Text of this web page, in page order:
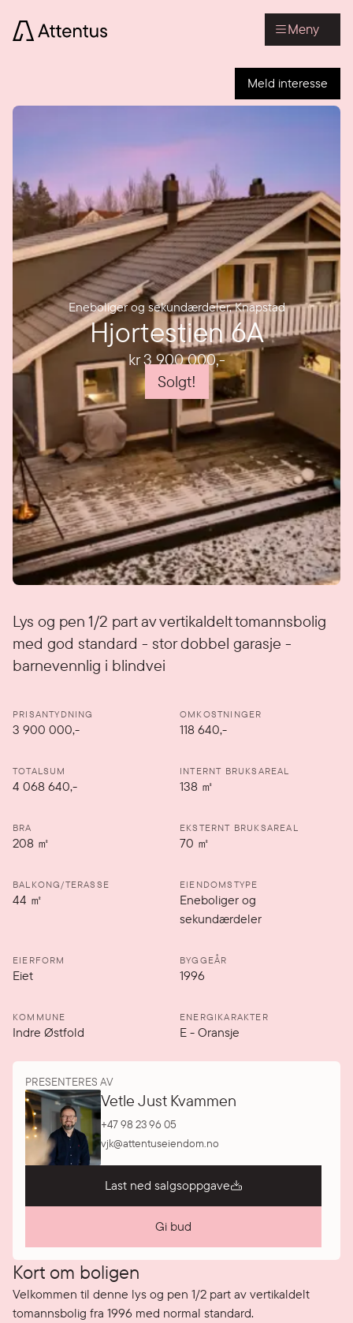
Meny
Meld interesse
Eneboliger og sekundærdeler,Knapstad
Hjortestien 6A
kr 3 900 000,-
Solgt!
Lys og pen 1/2 part av vertikaldelt tomannsbolig
med god standard - stor dobbel garasje -
barnevennlig i blindvei
Detaljer
PRISANTYDNING
3 900 000,-
OMKOSTNINGER
118 640,-
TOTALSUM
4 068 640,-
INTERNT BRUKSAREAL
138 ㎡
BRA
208 ㎡
EKSTERNT BRUKSAREAL
70 ㎡
BALKONG/TERASSE
44 ㎡
EIENDOMSTYPE
Eneboliger og
sekundærdeler
EIERFORM
Eiet
BYGGEÅR
1996
KOMMUNE
Indre Østfold
ENERGIKARAKTER
E-Oransje
PRESENTERES AV
Vetle Just Kvammen
+47 98 23 96 05
vjk@attentuseiendom.no
Last ned salgsoppgave
Gi bud
Kort om boligen
Velkommen til denne lys og pen 1/2 part av vertikaldelt
tomannsbolig fra 1996 med normal standard.